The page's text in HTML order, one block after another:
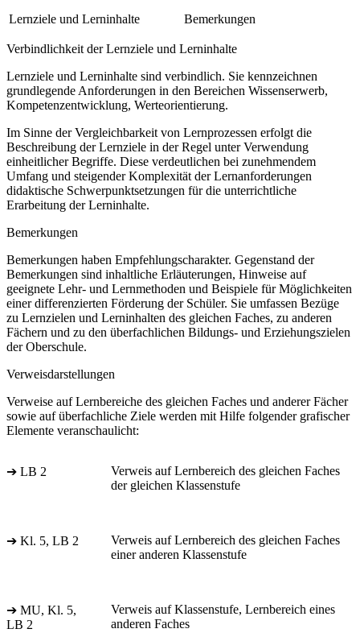
Lernziele und Lerninhalte Bemerkungen
Verbindlichkeit der Lernziele und Lerninhalte
Lernziele und Lerninhalte sind verbindlich. Sie kennzeichnen
grundlegende Anforderungen in den Bereichen Wissenserwerb,
Kompetenzentwicklung, Werteorientierung.
Im Sinne der Vergleichbarkeit von Lernprozessen erfolgt die
Beschreibung der Lernziele in der Regel unter Verwendung
einheitlicher Begriffe. Diese verdeutlichen bei zunehmendem
Umfang und steigender Komplexität der Lernanforderungen
didaktische Schwerpunktsetzungen für die unterrichtliche
Erarbeitung der Lerninhalte.
Bemerkungen
Bemerkungen haben Empfehlungscharakter. Gegenstand der
Bemerkungen sind inhaltliche Erläuterungen, Hinweise auf
geeignete Lehr- und Lernmethoden und Beispiele für Möglichkeiten
einer differenzierten Förderung der Schüler. Sie umfassen Bezüge
zu Lernzielen und Lerninhalten des gleichen Faches, zu anderen
Fächern und zu den überfachlichen Bildungs- und Erziehungszielen
der Oberschule.
Verweisdarstellungen
Verweise auf Lernbereiche des gleichen Faches und anderer Fächer
sowie auf überfachliche Ziele werden mit Hilfe folgender grafischer
Elemente veranschaulicht:
➔ LB 2
Verweis auf Lernbereich des gleichen Faches
der gleichen Klassenstufe
➔ Kl. 5, LB 2
Verweis auf Lernbereich des gleichen Faches
einer anderen Klassenstufe
➔ MU, Kl. 5,
LB 2
Verweis auf Klassenstufe, Lernbereich eines
anderen Faches